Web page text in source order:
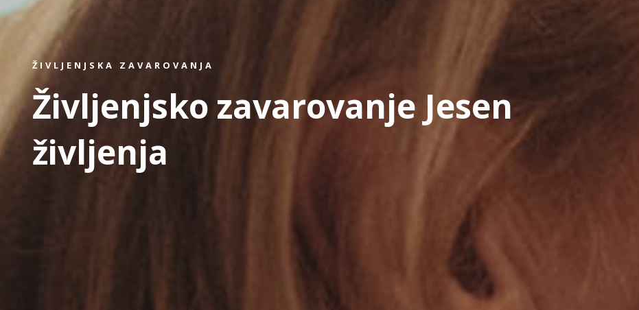
ŽIVLJENJSKA ZAVAROVANJA
Življenjsko zavarovanje Jesen
življenja